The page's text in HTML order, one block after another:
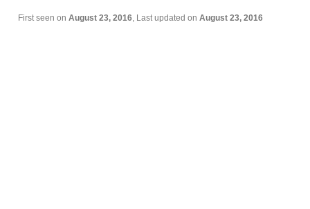
First seen on August 23, 2016, Last updated on August 23, 2016